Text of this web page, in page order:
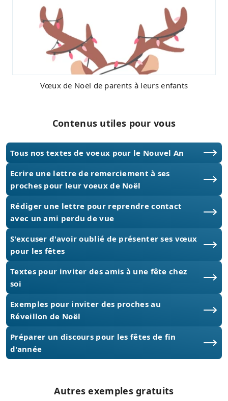
Vœux de Noël de parents à leurs enfants
Contenus utiles pour vous
Tous nos textes de voeux pour le Nouvel An
Ecrire une lettre de remerciement à ses
proches pour leur voeux de Noël
Rédiger une lettre pour reprendre contact
avec un ami perdu de vue
S'excuser d'avoir oublié de présenter ses vœux
pour les fêtes
Textes pour inviter des amis à une fête chez
soi
Exemples pour inviter des proches au
Réveillon de Noël
Préparer un discours pour les fêtes de fin
d'année
Autres exemples gratuits